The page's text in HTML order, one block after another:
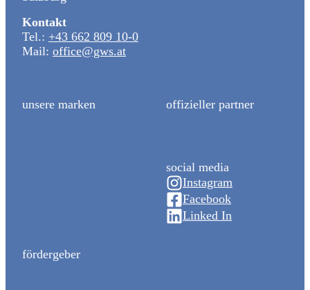
Kontakt
Tel.: +43 662 809 10-0
Mail: office@gws.at
unsere marken
fördergeber
offizieller partner
social media
Instagram
Facebook
Linked In